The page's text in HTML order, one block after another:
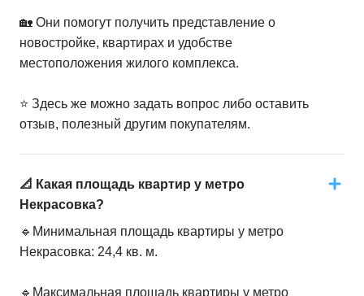
🏡 Они помогут получить представление о
новостройке, квартирах и удобстве
местоположения жилого комплекса.
⭐️ Здесь же можно задать вопрос либо оставить
отзыв, полезный другим покупателям.
📐 Какая площадь квартир у метро
Некрасовка?
🔹Минимальная площадь квартиры у метро
Некрасовка: 24,4 кв. м.
🔹Максимальная площадь квартиры у метро